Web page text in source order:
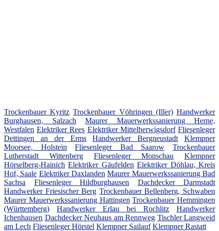
Trockenbauer Kyritz Trockenbauer Vöhringen (Iller) Handwerker
Burghausen, Salzach
Maurer Mauerwerkssanierung Herne,
Westfalen Elektriker Rees Elektriker Mittelherwigsdorf Fliesenleger
Dettingen an der Erms
Handwerker Bergneustadt
Klempner
Moorsee, Holstein
Fliesenleger Bad Saarow
Trockenbauer
Lutherstadt Wittenberg
Fliesenleger Monschau
Klempner
Hörselberg-Hainich Elektriker Gäufelden Elektriker Döhlau, Kreis
Hof, Saale Elektriker Daxlanden Maurer Mauerwerkssanierung Bad
Sachsa
Fliesenleger Hildburghausen
Dachdecker Darmstadt
Handwerker Friesischer Berg Trockenbauer Bellenberg, Schwaben
Maurer Mauerwerkssanierung Hattingen Trockenbauer Hemmingen
(Württemberg)
Handwerker Erlau bei Rochlitz
Handwerker
Ichenhausen Dachdecker Neuhaus am Rennweg Tischler Langweid
am Lech Fliesenleger Hörstel Klempner Sailauf Klempner Rastatt